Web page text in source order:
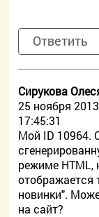
Ответить
Сирукова
25 ноября 2013
17:45:31
Мой ID 10964.
режиме HTML,
отображается
новинки".
на сайт?